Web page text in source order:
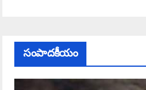
సంపాదకీయం